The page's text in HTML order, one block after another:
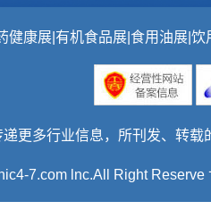
健康展 有机食品展 食用油展 饮
更多行业信息，所刊发、转
7.com lnc.All Right